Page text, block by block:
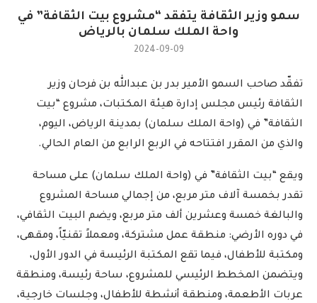
سمو وزير الثقافة يتفقد “مشروع بيت الثقافة” في
واحة الملك سلمان بالرياض
2024-09-09
تفقّد صاحب السمو الأمير بدر بن عبدالله بن فرحان وزير
الثقافة رئيس مجلس إدارة هيئة المكتبات، مشروع “بيت
الثقافة” في (واحة الملك سلمان) بمدينة الرياض، اليوم،
والذي من المقرر افتتاحه في الربع الرابع من العام الحالي.
ويقع “بيت الثقافة” في (واحة الملك سلمان) على مساحة
تقدر بخمسة آلاف متر مربع، من إجمالي مساحة المشروع
والبالغة خمسة وعشرين ألف متر مربع، ويضم البيت الثقافي،
في دوره الأرضي: منطقة عمل مشتركة، ومعملاً تقنيّاً، ومقهى،
ومكتبة للأطفال، فيما تقع المكتبة الرئيسة في الدور الأول،
ويتضمن المخطط الرئيسي للمشروع، ساحة رئيسة، ومنطقة
عربات الأطعمة، ومنطقة أنشطة للأطفال، وجلسات خارجية،